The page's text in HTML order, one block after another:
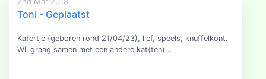
Toni - Geplaatst
Katertje (geboren rond 21/04/23), lief, speels, knuffelkont.
Wil graag samen met een andere kat(ten)...